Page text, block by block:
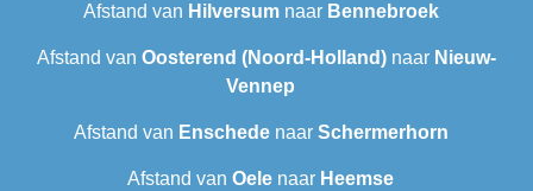
Afstand van Hilversumnaar Bennebroek
Afstand van Oosterend (Noord-Holland) naar Nieuw-
Vennep
Afstand van Enschedenaar Schermerhorn
Afstand van Oele naar Heemse